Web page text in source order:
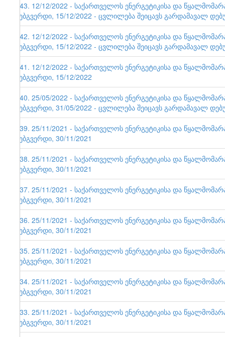
143. 12/12/2022 - საქართველოს ენერგეტიკისა და
ვებგვერდი, 15/12/2022 - ცვლილება შეიცავს გარდამავალ
142. 12/12/2022 - საქართველოს ენერგეტიკისა და
ვებგვერდი, 15/12/2022 - ცვლილება შეიცავს გარდამავალ
141. 12/12/2022 - საქართველოს ენერგეტიკისა და
ვებგვერდი, 15/12/2022
140. 25/05/2022 - საქართველოს ენერგეტიკისა და
ვებგვერდი, 31/05/2022 - ცვლილება შეიცავს გარდამავალ
139. 25/11/2021 - საქართველოს ენერგეტიკისა და
ვებგვერდი, 30/11/2021
138. 25/11/2021 - საქართველოს ენერგეტიკისა და
ვებგვერდი, 30/11/2021
137. 25/11/2021 - საქართველოს ენერგეტიკისა და
ვებგვერდი, 30/11/2021
136. 25/11/2021 - საქართველოს ენერგეტიკისა და
ვებგვერდი, 30/11/2021
135. 25/11/2021 - საქართველოს ენერგეტიკისა და
ვებგვერდი, 30/11/2021
134. 25/11/2021 - საქართველოს ენერგეტიკისა და
ვებგვერდი, 30/11/2021
133. 25/11/2021 - საქართველოს ენერგეტიკისა და
ვებგვერდი, 30/11/2021